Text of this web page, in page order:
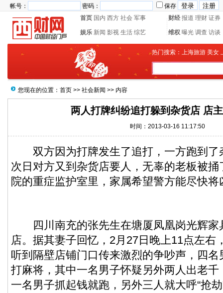
帐号： 密码：
保存
首页 国内 西方 社会 军事 财经 报道 理财 证券
娱乐 新闻 影视 生活 综艺 维权 曝光 调查 访谈
热门搜索： 上海旅游 美女
您现在的位置： 首页 >> 社会新闻 >> 内容
两人打牌纠纷追打躲到杂货店 店
时间：2013-03-16 11:17:50
双方因为打牌发生了追打，一方跑到了
次日对方又到杂货店要人，无辜的老板被
院的重症监护室里，家属希望警方能尽快将
四川南充的张先生在塘厦凤凰岗光辉家
店。据其妻子回忆，2月27日晚上11点左右
听到隔壁店铺门口传来激烈的争吵声，四
打麻将，其中一名男子怀疑另外两人出老
一名男子抓起钱就跑，另外三人就大呼“抢